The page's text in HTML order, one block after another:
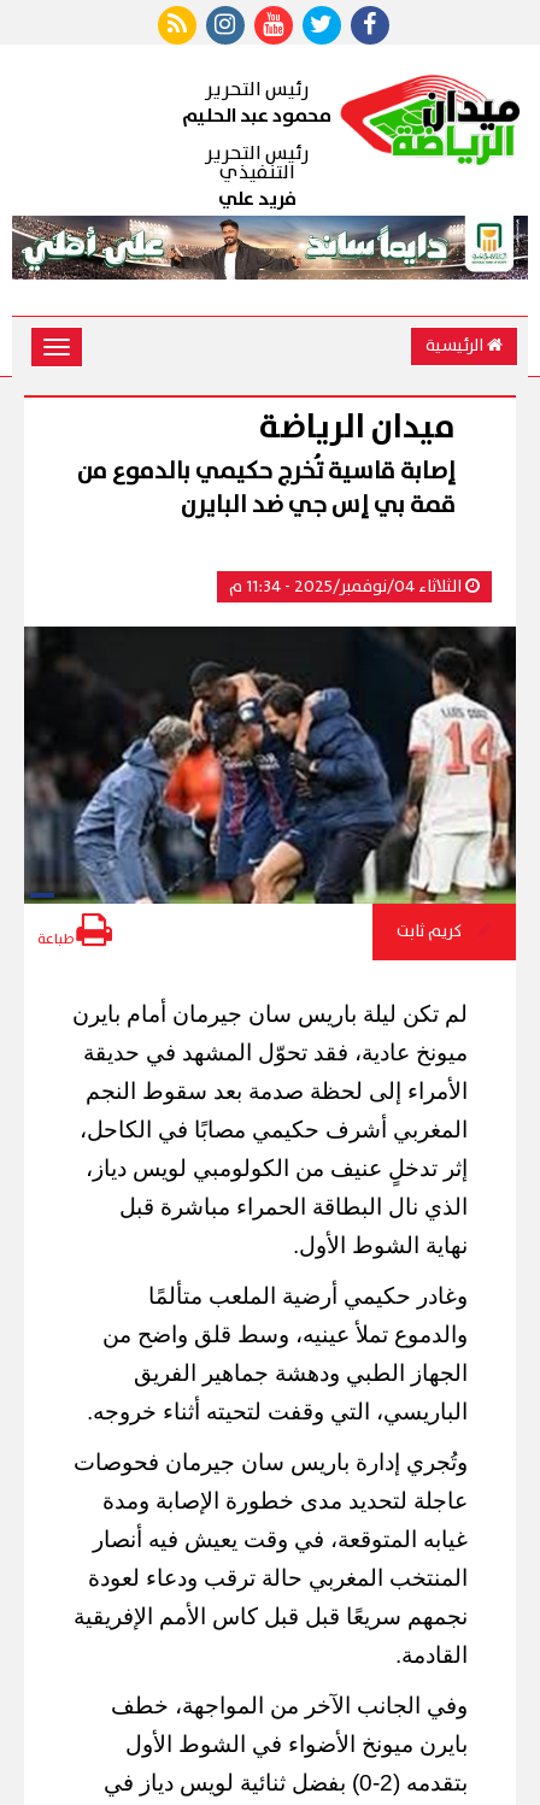
رئيس التحرير
محمود عبد الحليم
رئيس التحرير
التنفيذي
فريد علي
الرئيسية
Toggle
ميدان الرياضة
إصابة قاسية تُخرج حكيمي بالدموع من
قمة بي إس جي ضد البايرن
الثلاثاء 04/نوفمبر/2025 - 11:34 م
كريم ثابت طباعة
لم تكن ليلة باريس سان جيرمان أمام بايرن
ميونخ عادية، فقد تحوّل المشهد في حديقة
الأمراء إلى لحظة صدمة بعد سقوط النجم
المغربي أشرف حكيمي مصابًا في الكاحل،
إثر تدخلٍ عنيف من الكولومبي لويس دياز،
الذي نال البطاقة الحمراء مباشرة قبل
نهاية الشوط الأول.
وغادر حكيمي أرضية الملعب متألمًا
والدموع تملأ عينيه، وسط قلق واضح من
الجهاز الطبي ودهشة جماهير الفريق
الباريسي، التي وقفت لتحيته أثناء خروجه.
وتُجري إدارة باريس سان جيرمان فحوصات
عاجلة لتحديد مدى خطورة الإصابة ومدة
غيابه المتوقعة، في وقت يعيش فيه أنصار
المنتخب المغربي حالة ترقب ودعاء لعودة
نجمهم سريعًا قبل قبل كاس الأمم الإفريقية
القادمة.
وفي الجانب الآخر من المواجهة، خطف
بايرن ميونخ الأضواء في الشوط الأول
بتقدمه (2-0) بفضل ثنائية لويس دياز في